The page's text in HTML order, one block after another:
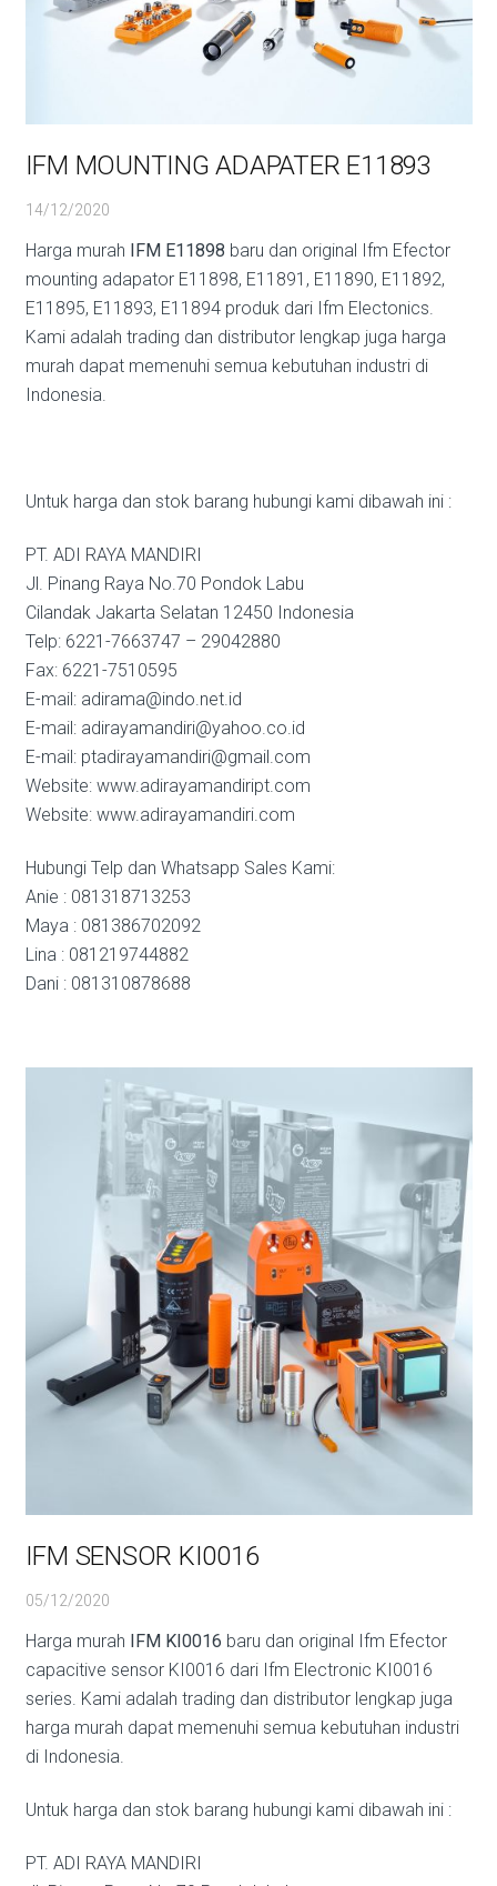
IFM MOUNTING ADAPATER E11893
14/12/2020
Harga murah IFM E11898 baru dan original Ifm Efector
mounting adapator E11898, E11891, E11890, E11892,
E11895, E11893, E11894 produk dari Ifm Electonics.
Kami adalah trading dan distributor lengkap juga harga
murah dapat memenuhi semua kebutuhan industri di
Indonesia.
Untuk harga dan stok barang hubungi kami dibawah ini :
PT. ADI RAYA MANDIRI
Jl. Pinang Raya No.70 Pondok Labu
Cilandak Jakarta Selatan 12450 Indonesia
Telp: 6221-7663747 – 29042880
Fax: 6221-7510595
E-mail: adirama@indo.net.id
E-mail: adirayamandiri@yahoo.co.id
E-mail: ptadirayamandiri@gmail.com
Website: www.adirayamandiript.com
Website: www.adirayamandiri.com
Hubungi Telp dan Whatsapp Sales Kami:
Anie : 081318713253
Maya : 081386702092
Lina : 081219744882
Dani : 081310878688
IFM SENSOR KI0016
05/12/2020
Harga murah IFM KI0016 baru dan original Ifm Efector
capacitive sensor KI0016 dari Ifm Electronic KI0016
series. Kami adalah trading dan distributor lengkap juga
harga murah dapat memenuhi semua kebutuhan industri
di Indonesia.
Untuk harga dan stok barang hubungi kami dibawah ini :
PT. ADI RAYA MANDIRI